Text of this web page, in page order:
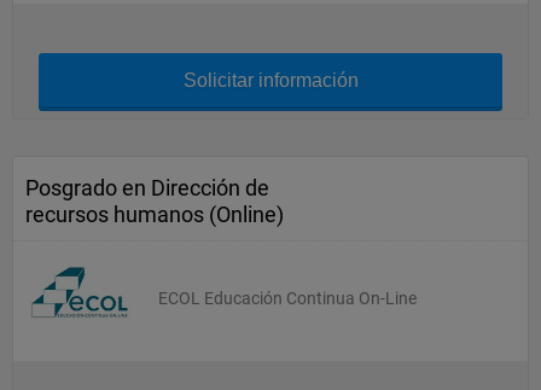
Solicitar información
Posgrado en Dirección de
recursos humanos (Online)
ECOL Educación Continua On-Line